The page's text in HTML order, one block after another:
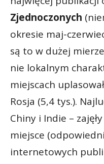
Zjednoczonych
okresie maj-
są to w dużej
nie lokalnym
miejscach
Rosja (5,4 tys.).
Chiny i Indie –
miejsce
internetowych